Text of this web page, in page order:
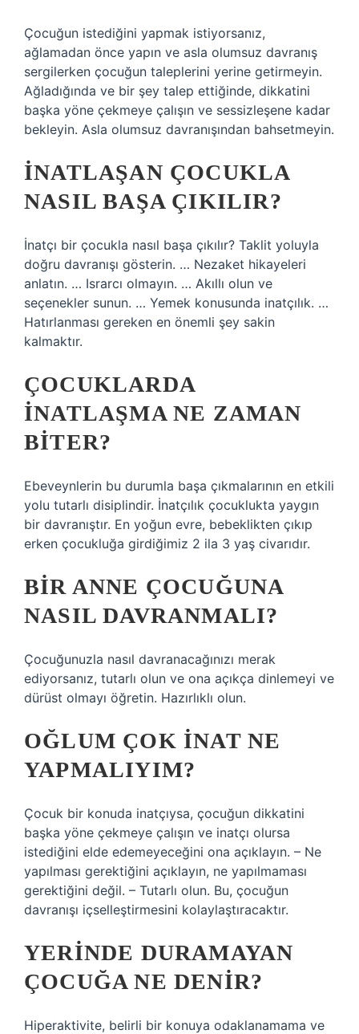
Çocuğun istediğini yapmak istiyorsanız,
ağlamadan önce yapın ve asla olumsuz davranış
sergilerken çocuğun taleplerini yerine getirmeyin.
Ağladığında ve bir şey talep ettiğinde, dikkatini
başka yöne çekmeye çalışın ve sessizleşene kadar
bekleyin. Asla olumsuz davranışından bahsetmeyin.
İNATLAŞAN ÇOCUKLA
NASIL BAŞA ÇIKILIR?
İnatçı bir çocukla nasıl başa çıkılır? Taklit yoluyla
doğru davranışı gösterin. … Nezaket hikayeleri
anlatın. … Israrcı olmayın. … Akıllı olun ve
seçenekler sunun. … Yemek konusunda inatçılık. …
Hatırlanması gereken en önemli şey sakin
kalmaktır.
ÇOCUKLARDA
INATLAŞMA NE ZAMAN
BITER?
Ebeveynlerin bu durumla başa çıkmalarının en etkili
yolu tutarlı disiplindir. İnatçılık çocuklukta yaygın
bir davranıştır. En yoğun evre, bebeklikten çıkıp
erken çocukluğa girdiğimiz 2 ila 3 yaş civarıdır.
BIR ANNE ÇOCUĞUNA
NASIL DAVRANMALI?
Çocuğunuzla nasıl davranacağınızı merak
ediyorsanız, tutarlı olun ve ona açıkça dinlemeyi ve
dürüst olmayı öğretin. Hazırlıklı olun.
OĞLUM ÇOK INAT NE
YAPMALIYIM?
Çocuk bir konuda inatçıysa, çocuğun dikkatini
başka yöne çekmeye çalışın ve inatçı olursa
istediğini elde edemeyeceğini ona açıklayın. – Ne
yapılması gerektiğini açıklayın, ne yapılmaması
gerektiğini değil. – Tutarlı olun. Bu, çocuğun
davranışı içselleştirmesini kolaylaştıracaktır.
YERINDE DURAMAYAN
ÇOCUĞA NE DENIR?
Hiperaktivite, belirli bir konuya odaklanamama ve